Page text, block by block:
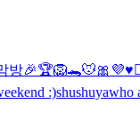
방🎉🏆🦁🐊🐭🎀
:)shushuyawho